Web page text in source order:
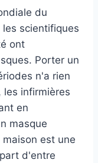
du
scientifiques
ont
Porter un
n'a rien
les infirmières
en
masque
est une
d'entre